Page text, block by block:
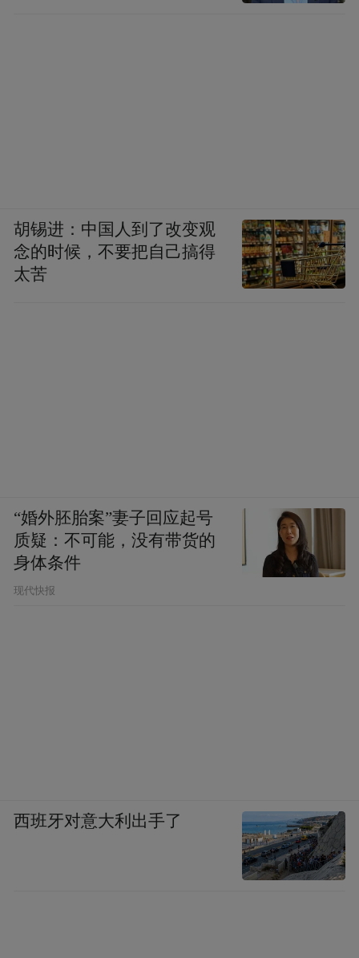
胡锡进：中国人到了改变观
念的时候，不要把自己搞得
太苦
“婚外胚胎案”妻子回应起号
质疑：不可能，没有带货的
身体条件
现代快报
西班牙对意大利出手了